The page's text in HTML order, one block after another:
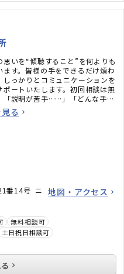
思いを“傾聴すること”を何よりも
ます。皆様の手をできるだけ煩わ
しっかりとコミュニケーションを
ポートいたします。初回相談は無
「説明が苦手……」「どんな手続
いかわからない……」という方
相談ください。
る
番14号 ニ
地図・アクセス
無料相談可
土日祝日相談可